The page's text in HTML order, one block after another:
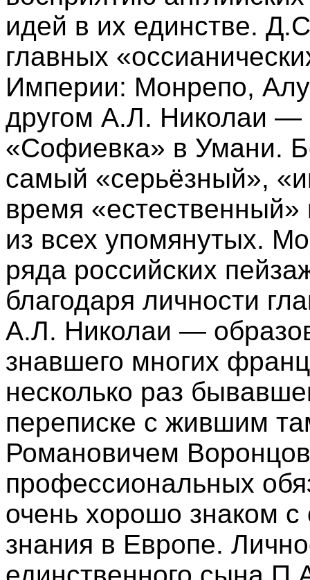
идей в их единстве.
главных
Империи: Монрепо,
другом А.Л. Николаи
«Софиевка» в Умани.
самый «серьёзный»,
время
из всех упомянутых.
ряда российских
благодаря личности
А.Л. Николаи —
знавшего многих
несколько раз
переписке с жившим
Романовичем
профессиональных
очень хорошо знаком с
знания в Европе.